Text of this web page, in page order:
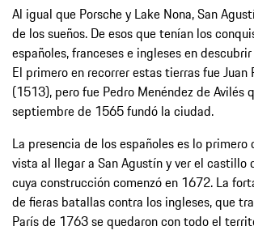
Al igual que Porsche y Lake Nona, San
de los sueños. De esos que tenían los
españoles, franceses e ingleses en
El primero en recorrer estas tierras fue Juan
(1513), pero fue Pedro Menéndez de Avilés
septiembre de 1565 fundó la ciudad.
La presencia de los españoles es lo primero
vista al llegar a San Agustín y ver el castillo
cuya construcción comenzó en 1672. La
de fieras batallas contra los ingleses, que
París de 1763 se quedaron con todo el